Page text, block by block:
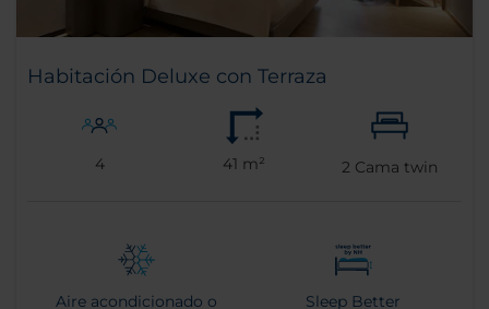
Habitación Deluxe con Terraza
4 41 m² 2 Cama twin
Aire acondicionado o Sleep Better